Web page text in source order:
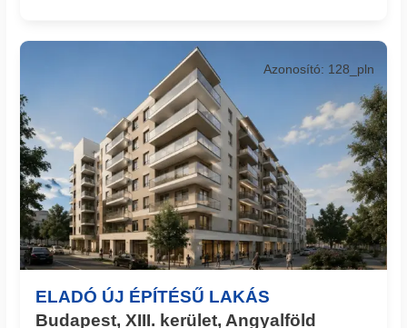
ELADÓ ÚJ ÉPÍTÉSŰ LAKÁS
Budapest, XIII. kerület, Angyalföld
Azonosító: 128_pln